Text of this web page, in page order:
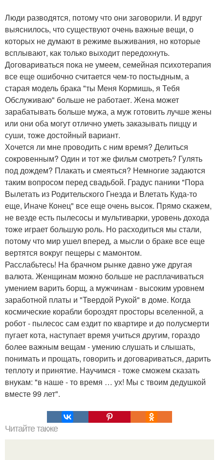
Люди разводятся, потому что они заговорили. И вдруг
выяснилось, что существуют очень важные вещи, о
которых не думают в режиме выживания, но которые
всплывают, как только выходит передохнуть.
Договариваться пока не умеем, семейная психотерапия
все еще ошибочно считается чем-то постыдным, а
старая модель брака "ты Меня Кормишь, я Тебя
Обслуживаю" больше не работает. Жена может
зарабатывать больше мужа, а муж готовить лучше жены
или они оба могут отлично уметь заказывать пиццу и
суши, тоже достойный вариант.
Хочется ли мне проводить с ним время? Делиться
сокровенным? Один и тот же фильм смотреть? Гулять
под дождем? Плакать и смеяться? Немногие задаются
таким вопросом перед свадьбой. Градус паники "Пора
Вылетать из Родительского Гнезда и Влетать Куда-то
еще, Иначе Конец" все еще очень высок. Прямо скажем,
не везде есть пылесосы и мультиварки, уровень дохода
тоже играет большую роль. Но расходиться мы стали,
потому что мир ушел вперед, а мысли о браке все еще
вертятся вокруг пещеры с мамонтом.
Расслабьтесь! На брачном рынке давно уже другая
валюта. Женщинам можно больше не расплачиваться
умением варить борщ, а мужчинам - высоким уровнем
заработной платы и "Твердой Рукой" в доме. Когда
космические корабли бороздят просторы вселенной, а
робот - пылесос сам ездит по квартире и до полусмерти
пугает кота, наступает время учиться другим, гораздо
более важным вещам - умению слушать и слышать,
понимать и прощать, говорить и договариваться, дарить
теплоту и принятие. Научимся - тоже сможем сказать
внукам: "в наше - то время … ух! Мы с твоим дедушкой
вместе 99 лет".
Читайте также